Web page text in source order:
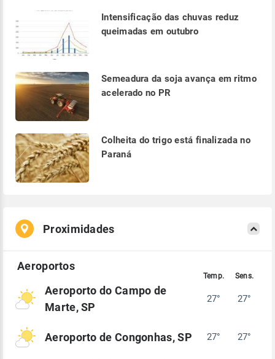
Intensificação das chuvas reduz
queimadas em outubro
Semeadura da soja avança em ritmo
acelerado no PR
Colheita do trigo está finalizada no
Paraná
Proximidades
Aeroporto do Campo de
Marte, SP
27° 27°
Aeroporto de Congonhas, SP 27° 27°